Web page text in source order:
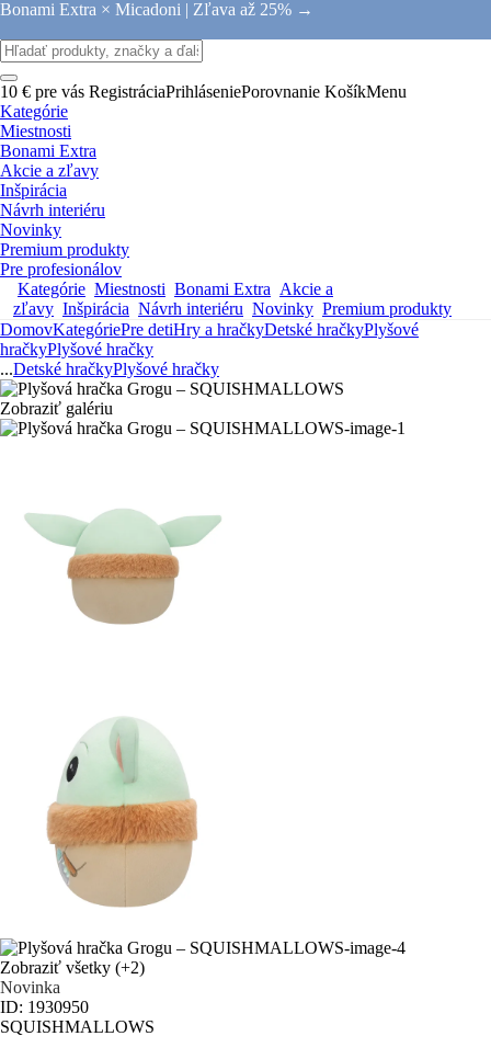
Bonami Extra × Micadoni | Zľava až 25% →
10 € pre vás RegistráciaPrihláseniePorovnanie KošíkMenu
Kategórie
Miestnosti
Bonami Extra
Akcie a zľavy
Inšpirácia
Návrh interiéru
Novinky
Premium produkty
Pre profesionálov
Kategórie Miestnosti Bonami Extra Akcie a
zľavy Inšpirácia Návrh interiéru Novinky Premium produkty
DomovKategóriePre detiHry a hračkyDetské hračkyPlyšové
hračkyPlyšové hračky
...Detské hračkyPlyšové hračky
Zobraziť galériu
Zobraziť všetky (+2)
Novinka
ID: 1930950
SQUISHMALLOWS